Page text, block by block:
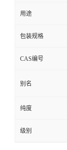
用途
包装规格
CAS编号
别名
纯度
级别